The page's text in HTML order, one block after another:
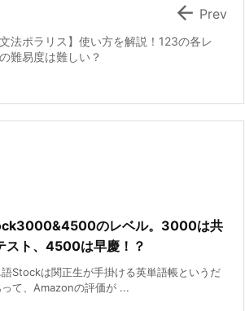
文法ポラリス】使い方を解説！123の各レ
難易度は難しい？
 Prev
のレベル。3000は共
スト、4500は早慶！？
Stockは関正生が手掛ける英単語帳というだ
って、Amazonの評価が ...